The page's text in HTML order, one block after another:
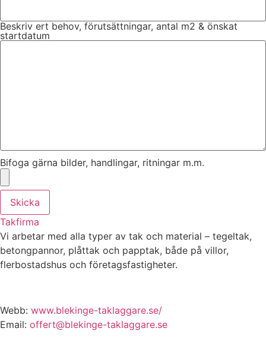
Beskriv ert behov, förutsättningar, antal m2 & önskat
startdatum
Bifoga gärna bilder, handlingar, ritningar m.m.
Skicka
Takfirma
Vi arbetar med alla typer av tak och material – tegeltak,
betongpannor, plåttak och papptak, både på villor,
flerbostadshus och företagsfastigheter.
Webb: www.blekinge-taklaggare.se/
Email: offert@blekinge-taklaggare.se